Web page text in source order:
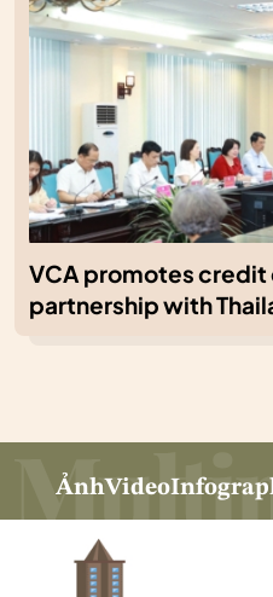
VCA promotes
partnership with
ẢnhVideo